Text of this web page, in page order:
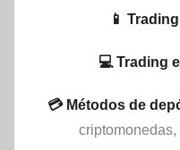
📱
💻 Trading
💳 Métodos de